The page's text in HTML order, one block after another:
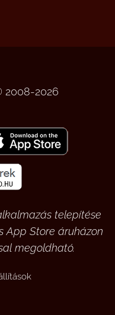
2008-2026
telepítése
App Store áruházon
megoldható.